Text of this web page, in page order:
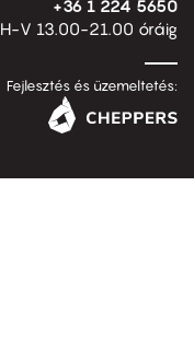
+36 1 224 5650
H-V 13.00-21.00 óráig
Fejlesztés és üzemeltetés: